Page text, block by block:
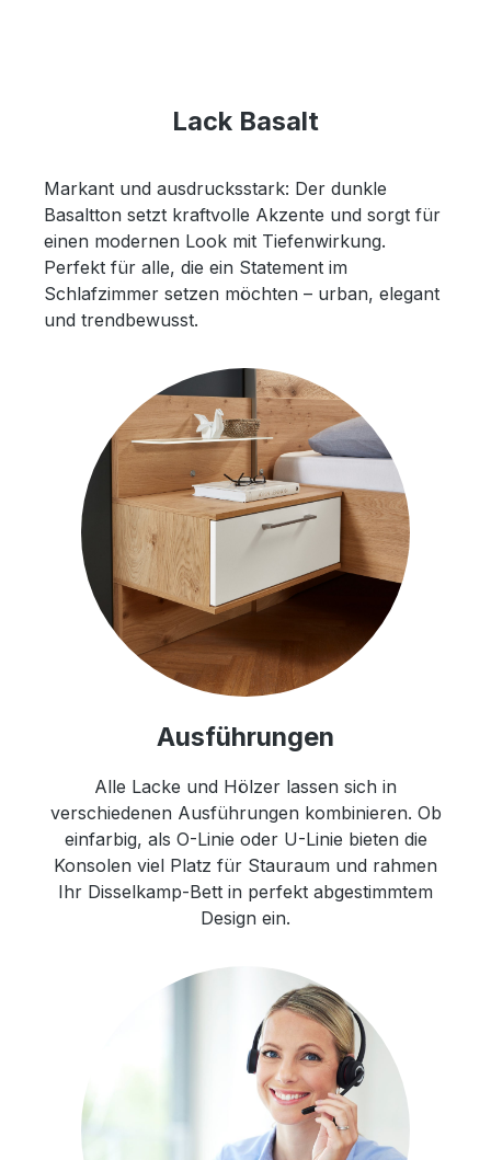
Lack Basalt
Markant und ausdrucksstark: Der dunkle
Basaltton setzt kraftvolle Akzente und sorgt für
einen modernen Look mit Tiefenwirkung.
Perfekt für alle, die ein Statement im
Schlafzimmer setzen möchten – urban, elegant
und trendbewusst.
Ausführungen
Alle Lacke und Hölzer lassen sich in
verschiedenen Ausführungen kombinieren. Ob
einfarbig, als O-Linie oder U-Linie bieten die
Konsolen viel Platz für Stauraum und rahmen
Ihr Disselkamp-Bett in perfekt abgestimmtem
Design ein.